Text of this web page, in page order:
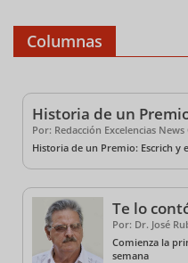
Columnas
Historia de un
Por: Redacción Excelencias News
Historia de un Premio: Escrich y
Te lo
Por: Dr. José
Comienza la
semana